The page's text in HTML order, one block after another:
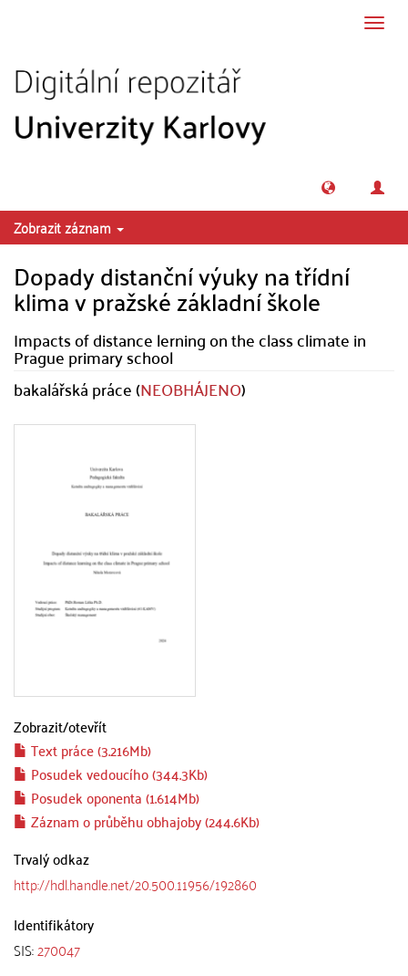
Zobrazit záznam
Dopady distanční výuky na třídní
klima v pražské základní škole
Impacts of distance lerning on the class climate in
Prague primary school
bakalářská práce (NEOBHÁJENO)
Zobrazit/otevřít
Text práce (3.216Mb)
Posudek vedoucího (344.3Kb)
Posudek oponenta (1.614Mb)
Záznam o průběhu obhajoby (244.6Kb)
Trvalý odkaz
http://hdl.handle.net/20.500.11956/192860
Identifikátory
SIS:270047